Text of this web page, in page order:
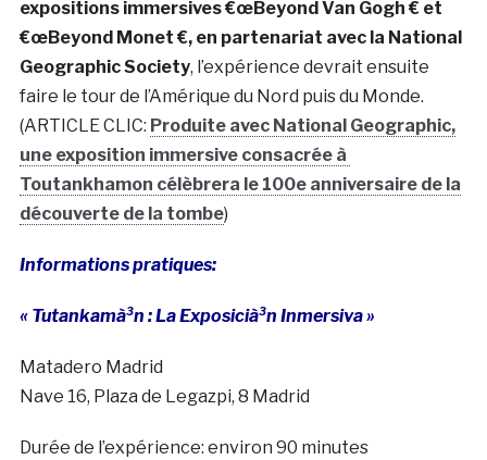
expositions immersives €œBeyond Van Gogh € et
€œBeyond Monet €, en partenariat avec la National
Geographic Society, l’expérience devrait ensuite
faire le tour de l’Amérique du Nord puis du Monde.
(ARTICLE CLIC: Produite avec National Geographic,
une exposition immersive consacrée à
Toutankhamon célèbrera le 100e anniversaire de la
découverte de la tombe)
Informations pratiques:
« Tutankamà³n : La Exposicià³n Inmersiva »
Matadero Madrid
Nave 16, Plaza de Legazpi, 8 Madrid
Durée de l’expérience: environ 90 minutes